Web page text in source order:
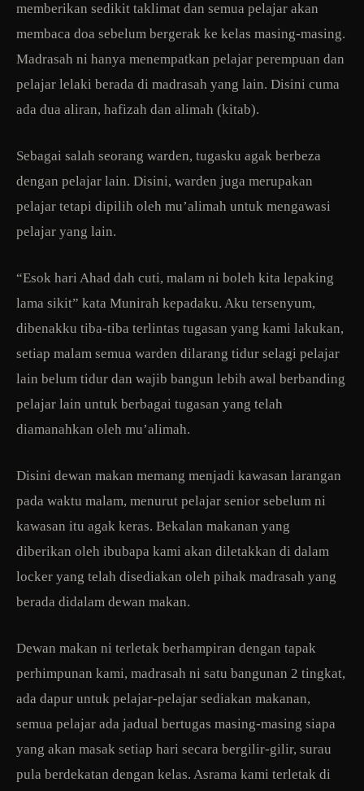
memberikan sedikit taklimat dan semua pelajar akan
membaca doa sebelum bergerak ke kelas masing-masing.
Madrasah ni hanya menempatkan pelajar perempuan dan
pelajar lelaki berada di madrasah yang lain. Disini cuma
ada dua aliran, hafizah dan alimah (kitab).
Sebagai salah seorang warden, tugasku agak berbeza
dengan pelajar lain. Disini, warden juga merupakan
pelajar tetapi dipilih oleh mu’alimah untuk mengawasi
pelajar yang lain.
“Esok hari Ahad dah cuti, malam ni boleh kita lepaking
lama sikit” kata Munirah kepadaku. Aku tersenyum,
dibenakku tiba-tiba terlintas tugasan yang kami lakukan,
setiap malam semua warden dilarang tidur selagi pelajar
lain belum tidur dan wajib bangun lebih awal berbanding
pelajar lain untuk berbagai tugasan yang telah
diamanahkan oleh mu’alimah.
Disini dewan makan memang menjadi kawasan larangan
pada waktu malam, menurut pelajar senior sebelum ni
kawasan itu agak keras. Bekalan makanan yang
diberikan oleh ibubapa kami akan diletakkan di dalam
locker yang telah disediakan oleh pihak madrasah yang
berada didalam dewan makan.
Dewan makan ni terletak berhampiran dengan tapak
perhimpunan kami, madrasah ni satu bangunan 2 tingkat,
ada dapur untuk pelajar-pelajar sediakan makanan,
semua pelajar ada jadual bertugas masing-masing siapa
yang akan masak setiap hari secara bergilir-gilir, surau
pula berdekatan dengan kelas. Asrama kami terletak di